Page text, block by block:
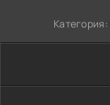
Категория: